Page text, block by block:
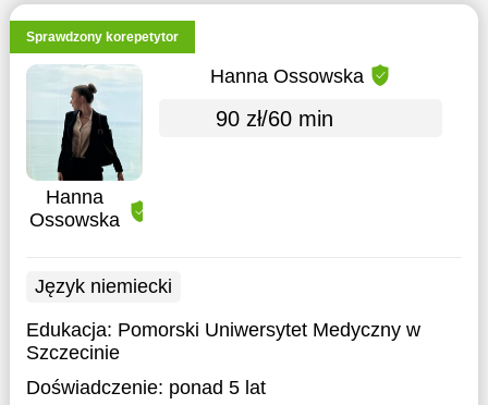
Sprawdzony korepetytor
Hanna
Ossowska
Hanna Ossowska
90 zł/60 min
Język niemiecki
Edukacja: Pomorski Uniwersytet Medyczny w
Szczecinie
Doświadczenie: ponad 5 lat